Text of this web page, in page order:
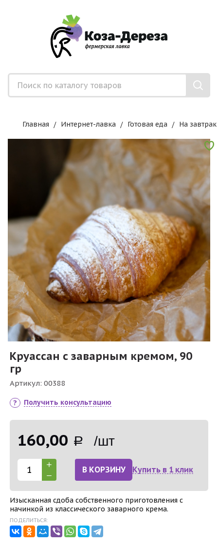
Главная Интернет-лавка Готовая еда На завтрак
Круассан с заварным кремом, 90
гр
Артикул: 00388
Получить консультацию
160,00 Р /шт
В КОРЗИНУ Купить в 1 клик
Изысканная сдоба собственного приготовления с
начинкой из классического заварного крема.
ПОДЕЛИТЬСЯ: